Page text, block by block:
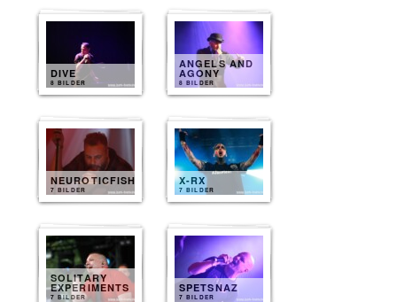
DIVE
8 BILDER
ANGELS AND
AGONY
8 BILDER
NEUROTICFISH
7 BILDER
X-RX
7 BILDER
SOLITARY
EXPERIMENTS
7 BILDER
SPETSNAZ
7 BILDER